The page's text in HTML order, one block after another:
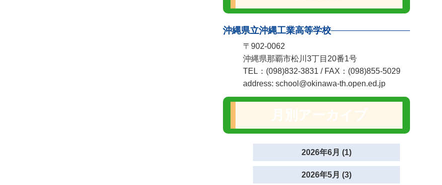
沖縄県立沖縄工業高等学校
〒902-0062
沖縄県那覇市松川3丁目20番1号
TEL：(098)832-3831 / FAX：(098)855-5029
address: school@okinawa-th.open.ed.jp
2026年6月 (1)
2026年5月 (3)